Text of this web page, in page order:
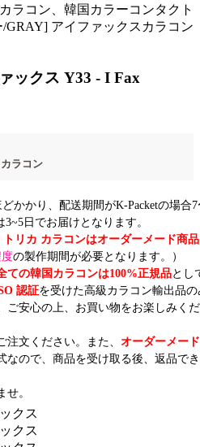
ラコン、韓国カラーコンタクト
GRAY] アイファックスカラコン
ックス Y33 - I Fax
ラコン
かかり、配送期間がK-Packetの場合7
日でお届けとなります。
リカ カラコンはオーダーメード商品
の製作期間が必要となります。）
ての韓国カラコンは100%正規品とし
認証を受けた高級カラコン輸出品の
ご安心の上、お買い物をお楽しみく
文ください。また、 オーダーメー
なので、商品を受け取る後、返品で
。